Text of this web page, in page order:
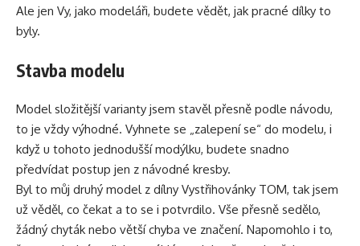
Ale jen Vy, jako modeláři, budete vědět, jak pracné dílky to
byly.
Stavba modelu
Model složitější varianty jsem stavěl přesně podle návodu,
to je vždy výhodné. Vyhnete se „zalepení se“ do modelu, i
když u tohoto jednodušší modýlku, budete snadno
předvídat postup jen z návodné kresby.
Byl to můj druhý model z dílny Vystřihovánky TOM, tak jsem
už věděl, co čekat a to se i potvrdilo. Vše přesně sedělo,
žádný chyták nebo větší chyba ve značení. Napomohlo i to,